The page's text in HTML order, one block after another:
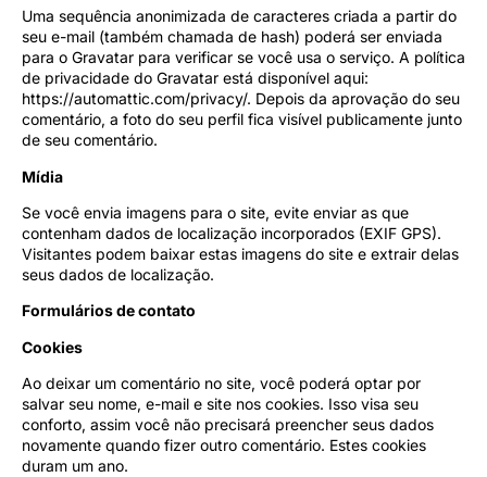
Uma sequência anonimizada de caracteres criada a partir do
seu e-mail (também chamada de hash) poderá ser enviada
para o Gravatar para verificar se você usa o serviço. A política
de privacidade do Gravatar está disponível aqui:
https://automattic.com/privacy/. Depois da aprovação do seu
comentário, a foto do seu perfil fica visível publicamente junto
de seu comentário.
Mídia
Se você envia imagens para o site, evite enviar as que
contenham dados de localização incorporados (EXIF GPS).
Visitantes podem baixar estas imagens do site e extrair delas
seus dados de localização.
Formulários de contato
Cookies
Ao deixar um comentário no site, você poderá optar por
salvar seu nome, e-mail e site nos cookies. Isso visa seu
conforto, assim você não precisará preencher seus dados
novamente quando fizer outro comentário. Estes cookies
duram um ano.